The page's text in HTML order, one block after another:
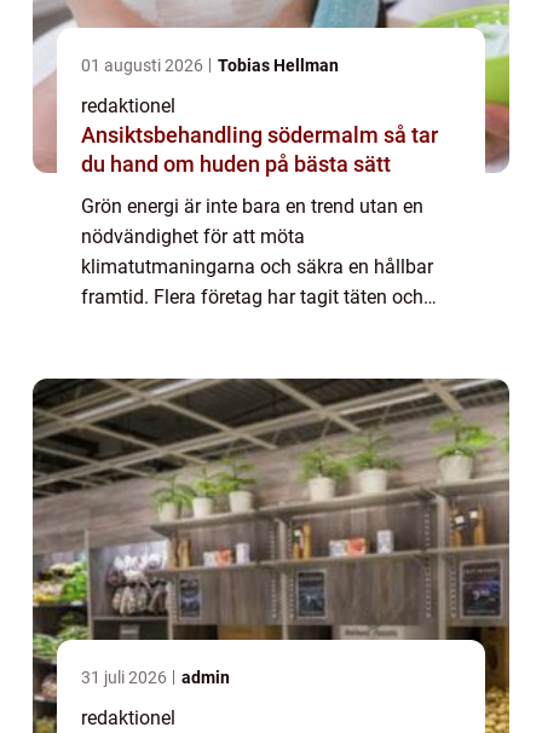
01 augusti 2026 Tobias Hellman
redaktionel
Ansiktsbehandling södermalm så tar
du hand om huden på bästa sätt
Grön energi är inte bara en trend utan en
nödvändighet för att möta
klimatutmaningarna och säkra en hållbar
framtid. Flera företag har tagit täten och
31 juli 2026 admin
redaktionel